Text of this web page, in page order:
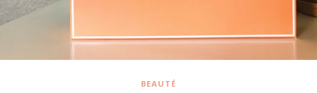
BEAUTÉ